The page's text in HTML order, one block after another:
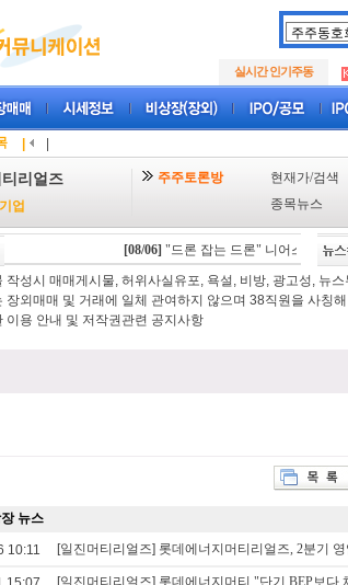
실시간 인기주동
리얼즈
업
주주토론방 현재가/검색
종목뉴스
[08/06]"드론 잡는 드론" 니어스랩, IPO
작성시 매매게시물, 허위사실유포, 욕설, 비방, 광고성, 뉴
장외매매 및 거래에 일체 관여하지 않으며 38직원을 사칭
이용 안내 및 저작권관련 공지사항
뉴스
10:11 [일진머티리얼즈] 롯데에너지머티리얼즈, 2분기
[일진머티리얼즈] 롯데에너지머티 "단기 BEP보다